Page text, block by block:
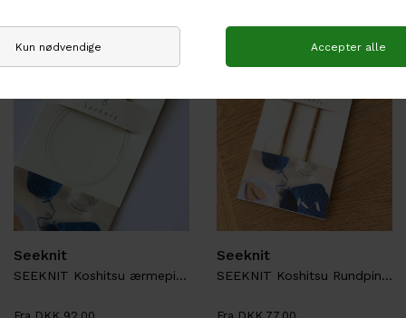
Seeknit
SEEKNIT Koshitsu ærmepinde
Seeknit
SEEKNIT Koshitsu Rundpinde